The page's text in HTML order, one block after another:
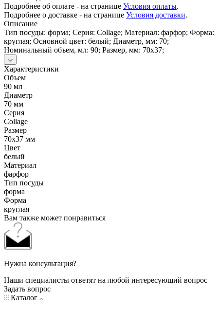
Подробнее об оплате - на странице Условия оплаты.
Подробнее о доставке - на странице Условия доставки.
Описание
Тип посуды: форма; Серия: Collage; Материал: фарфор; Форма:
круглая; Основной цвет: белый; Диаметр, мм: 70;
Номинальный объем, мл: 90; Размер, мм: 70х37;
Характеристики
Объем
90 мл
Диаметр
70 мм
Серия
Collage
Размер
70х37 мм
Цвет
белый
Материал
фарфор
Тип посуды
форма
Форма
круглая
Вам также может понравиться
Нужна консультация?
Наши специалисты ответят на любой интересующий вопрос
Задать вопрос
Каталог